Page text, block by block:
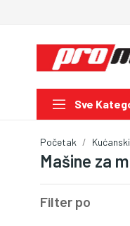
Sve
Mašine za
Početak
Filter po